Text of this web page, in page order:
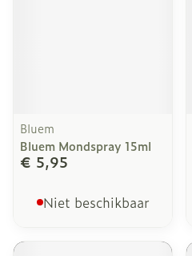
Bluem
Bluem Mondspray 15ml
€ 5,95
Niet beschikbaar